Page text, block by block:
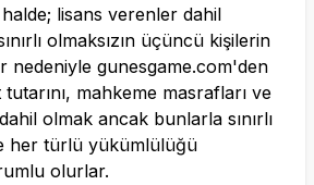
lisans verenler dahil
olmaksızın üçüncü kişilerin
nedeniyle gunesgame.com'den
mahkeme masrafları ve
olmak ancak bunlarla sınırlı
her türlü yükümlülüğü
olurlar.